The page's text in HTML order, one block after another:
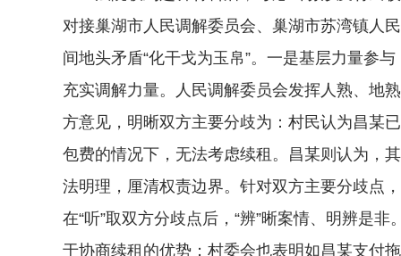
对接巢湖市人民调解委员会、巢湖市苏湾镇人
间地头矛盾“化干戈为玉帛”。一是基层力量参
充实调解力量。人民调解委员会发挥人熟、地
方意见，明晰双方主要分歧为：村民认为昌某
包费的情况下，无法考虑续租。昌某则认为，
法明理，厘清权责边界。针对双方主要分歧点
在“听”取双方分歧点后，“辨”晰案情、明辨是
于协商续租的优势；村委会也表明如昌某支付